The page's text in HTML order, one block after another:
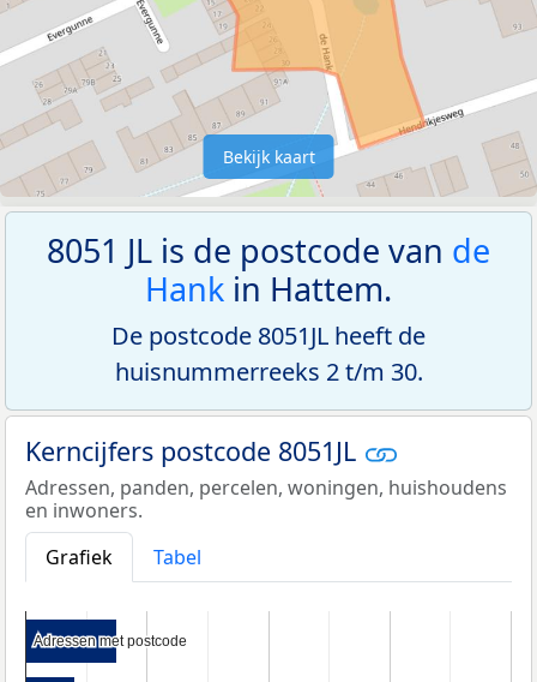
Bekijk kaart
8051 JL is de postcode van de
Hank in Hattem.
De postcode 8051JL heeft de
huisnummerreeks 2 t/m 30.
Kerncijfers postcode 8051JL
Adressen, panden, percelen, woningen, huishoudens
en inwoners.
Grafiek
Tabel
Adressen met postcode
Adressen met postcode